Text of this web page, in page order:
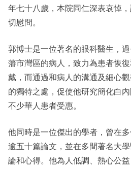
年七十八歲，本院同仁深表哀悼
切慰問。
郭博士是一位著名的眼科醫生，
藩市灣區的病人，致力為患者恢
戴，而通過和病人的溝通及細心
的獨特之處，促使他研究簡化白
不少華人患者受惠。
他同時是一位傑出的學者，曾在
逾五十篇論文，並在多間著名大
論和心得。他為人低調、熱心公